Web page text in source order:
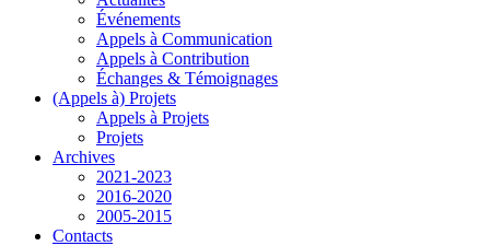
Événements
Appels à Communication
Appels à Contribution
Échanges & Témoignages
(Appels à) Projets
Appels à Projets
Projets
Archives
2021-2023
2016-2020
2005-2015
Contacts